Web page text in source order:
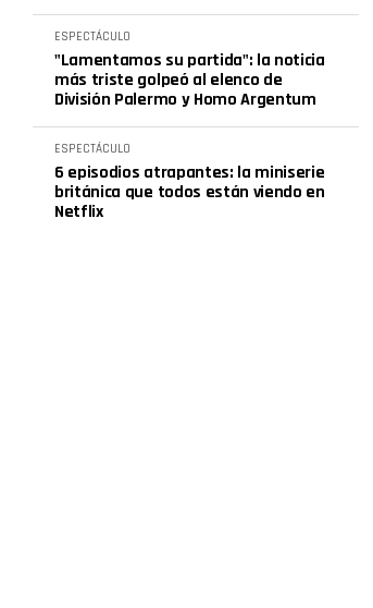
ESPECTÁCULO
"Lamentamos su partida": la noticia
más triste golpeó al elenco de
División Palermo y Homo Argentum
ESPECTÁCULO
6 episodios atrapantes: la miniserie
británica que todos están viendo en
Netflix